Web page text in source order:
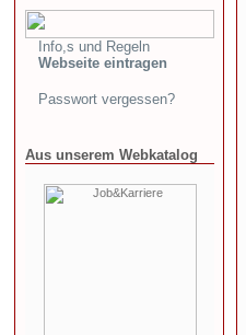
Info,s und Regeln
Webseite eintragen
Passwort vergessen?
Aus unserem Webkatalog